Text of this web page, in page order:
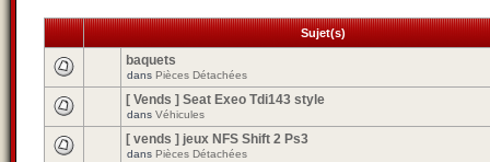
Sujet(s)
baquets
dans Pièces Détachées
[ Vends ] Seat Exeo Tdi143 style
dans Véhicules
[ vends ] jeux NFS Shift 2 Ps3
dans Pièces Détachées